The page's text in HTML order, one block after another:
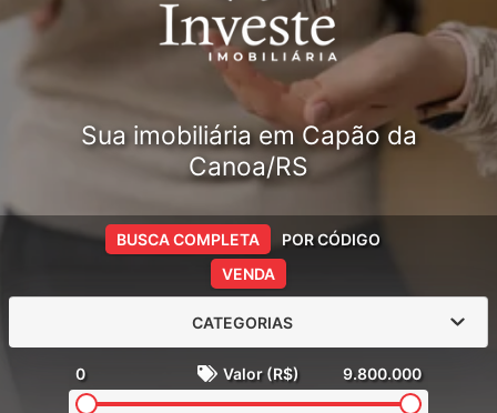
Sua imobiliária em Capão da
Canoa/RS
VENDA
BUSCA COMPLETA POR CÓDIGO
CATEGORIAS
0 Valor (R$) 9.800.000